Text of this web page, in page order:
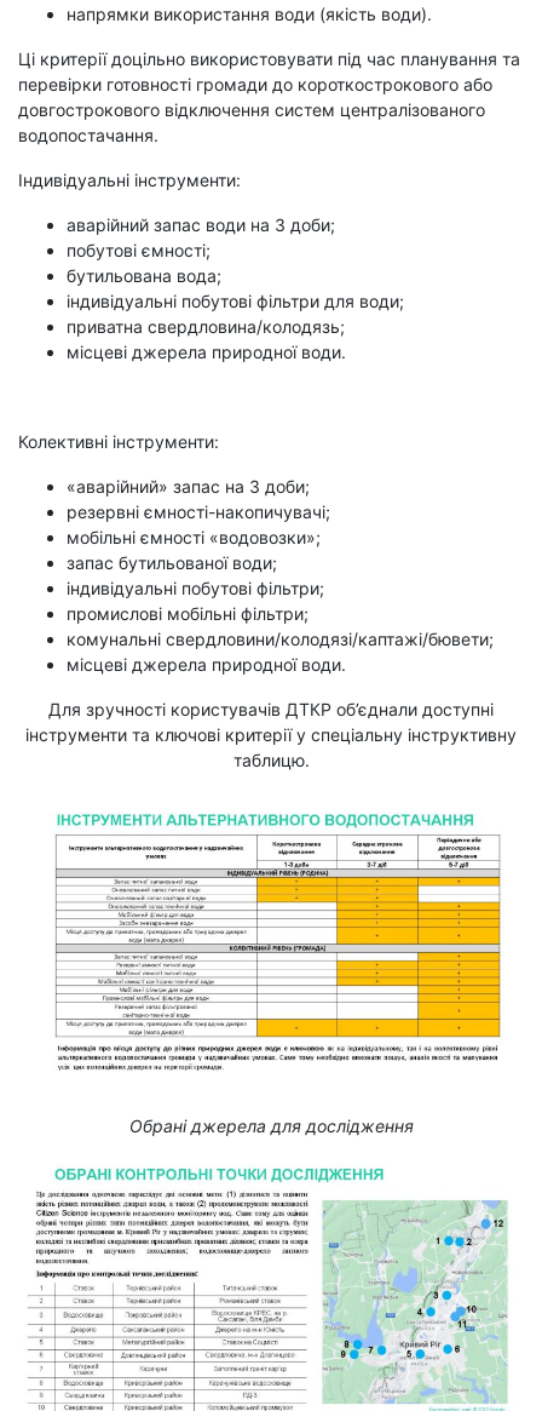
напрямки використання води (якість води).
Ці критерії доцільно використовувати під час планування та
перевірки готовності громади до короткострокового або
довгострокового відключення систем централізованого
водопостачання.
Індивідуальні інструменти:
аварійний запас води на 3 доби;
побутові ємності;
бутильована вода;
індивідуальні побутові фільтри для води;
приватна свердловина/колодязь;
місцеві джерела природної води.
Колективні інструменти:
«аварійний» запас на 3 доби;
резервні ємності-накопичувачі;
мобільні ємності «водовозки»;
запас бутильованої води;
індивідуальні побутові фільтри;
промислові мобільні фільтри;
комунальні свердловини/колодязі/каптажі/бювети;
місцеві джерела природної води.
Для зручності користувачів ДТКР об’єднали доступні
інструменти та ключові критерії у спеціальну інструктивну
таблицю.
Обрані джерела для дослідження